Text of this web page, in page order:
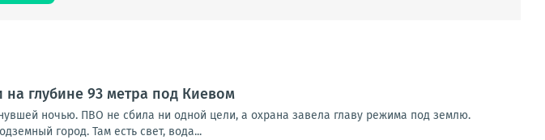
на глубине 93 метра под Киевом
ночью. ПВО не сбила ни одной цели, а охрана завела главу режима под землю.
город. Там есть свет, вода...